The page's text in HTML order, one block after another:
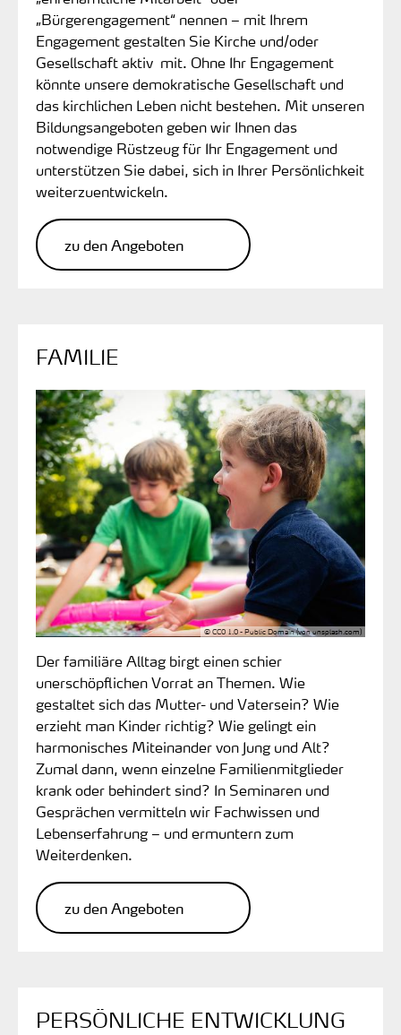
„Bürgerengagement“ nennen – mit Ihrem
Engagement gestalten Sie Kirche und/oder
Gesellschaft aktiv mit. Ohne Ihr Engagement
könnte unsere demokratische Gesellschaft und
das kirchlichen Leben nicht bestehen. Mit unseren
Bildungsangeboten geben wir Ihnen das
notwendige Rüstzeug für Ihr Engagement und
unterstützen Sie dabei, sich in Ihrer Persönlichkeit
weiterzuentwickeln.
zu den Angeboten
FAMILIE
© CC0 1.0 - Public Domain (von unsplash.com)
Der familiäre Alltag birgt einen schier
unerschöpflichen Vorrat an Themen. Wie
gestaltet sich das Mutter- und Vatersein? Wie
erzieht man Kinder richtig? Wie gelingt ein
harmonisches Miteinander von Jung und Alt?
Zumal dann, wenn einzelne Familienmitglieder
krank oder behindert sind? In Seminaren und
Gesprächen vermitteln wir Fachwissen und
Lebenserfahrung – und ermuntern zum
Weiterdenken.
zu den Angeboten
PERSÖNLICHE ENTWICKLUNG